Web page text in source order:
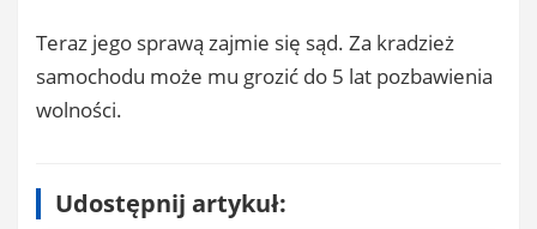
Teraz jego sprawą zajmie się sąd. Za kradzież
samochodu może mu grozić do 5 lat pozbawienia
wolności.
Udostępnij artykuł: